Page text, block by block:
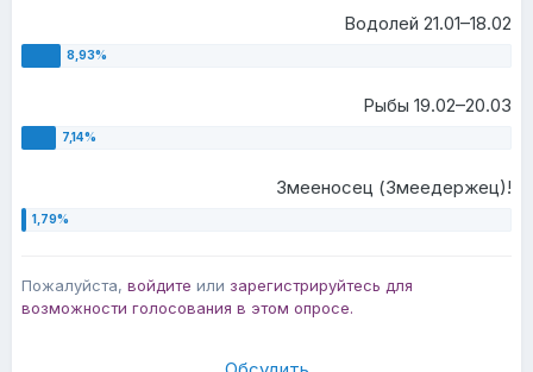
Водолей 21.01–18.02
Рыбы 19.02–20.03
Змееносец (Змеедержец)!
Пожалуйста, войдите или зарегистрируйтесь для
возможности голосования в этом опросе.